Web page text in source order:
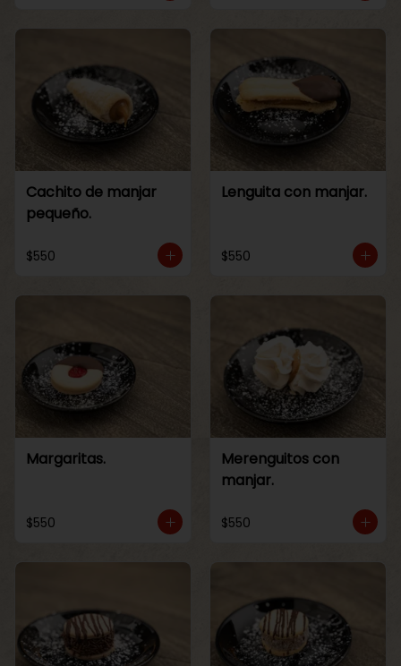
Cachito de manjar
pequeño.
$550
Lenguita con manjar.
$550
Margaritas.
$550
Merenguitos con
manjar.
$550